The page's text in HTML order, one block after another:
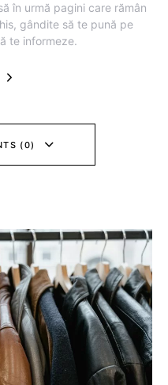
în urmă pagini care rămân
gândite să te pună pe
te informeze.
(0)